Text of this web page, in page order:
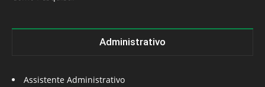
Administrativo
Assistente Administrativo